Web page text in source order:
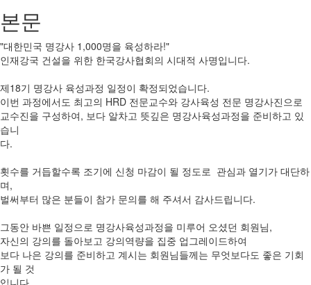
본문
"대한민국 명강사 1,000명을 육성하라!"
인재강국 건설을 위한 한국강사협회의 시대적 사명입니다.
제18기 명강사 육성과정 일정이 확정되었습니다.
이번 과정에서도 최고의 HRD 전문교수와 강사육성 전문 명강사진으로
교수진을 구성하여, 보다 알차고 뜻깊은 명강사육성과정을 준비하고 있
습니
다.
횟수를 거듭할수록 조기에 신청 마감이 될 정도로 관심과 열기가 대단하
며,
벌써부터 많은 분들이 참가 문의를 해 주셔서 감사드립니다.
그동안 바쁜 일정으로 명강사육성과정을 미루어 오셨던 회원님,
자신의 강의를 돌아보고 강의역량을 집중 업그레이드하여
보다 나은 강의를 준비하고 계시는 회원님들께는 무엇보다도 좋은 기회
가 될 것
입니다.